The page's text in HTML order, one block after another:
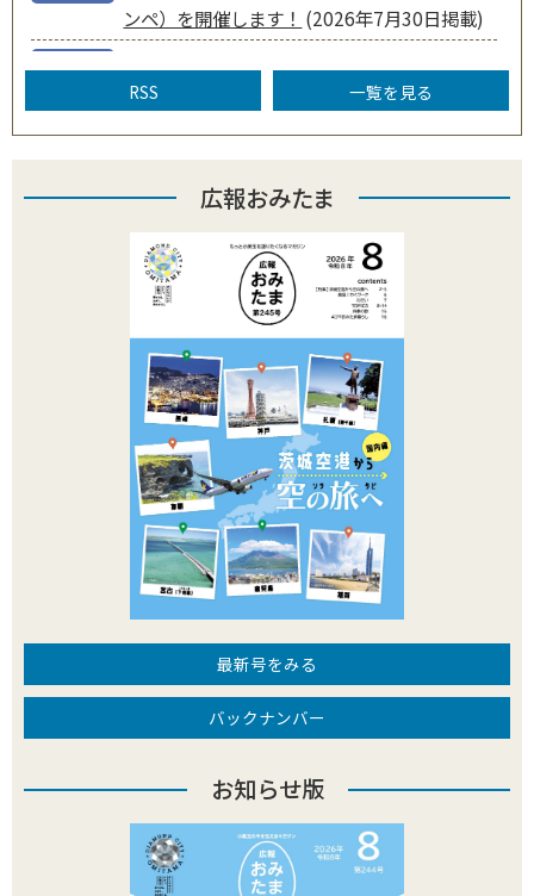
89%E5%B8%82&genre%5B%5D=%E5%BA%83%E5%
A0%B1&s= ▼市ホームページ（PDF形式）
0000001532-0.html?
utm_source=email&utm_medium=email&utm_camp
aign=gyoseimail ■広報紙（印刷物）の入手方法 回覧板で
https://www.city.omitama.lg.jp/0337/info-
utm_source=email&utm_medium=email&utm_camp
aign=gyoseimail 問い合わせ 魅力発信課シティプロモーシ
ョン係 0299-48-1111（内線1252）
2026年08月02日 19時42分
火災情報 （鎮火報）
火災情報：鎮火報 種 別：その他火災 鎮火時刻：19時
25分 発生場所：小美玉市 羽鳥 横浜ゴム東側 付近 ※電波
状況等によりメールが前後することがあります。記載した
時間をご確認ください。
RSS 一覧を見る
ンペ）を開催します！ (2026年7月30日掲載)
年7月23日掲載)
お知らせ
＜救急医療＜いざという時に役立つ情報＞
(2026年7月21日掲載)
お知らせ
Minole Lifeのすすめ -みの～れと共に生活す
るスタイル-(2026年7月20日掲載)
小美玉温泉湯～GO！営業再開のお知らせ
(2026年7月17日掲載)
広報おみたま
最新号をみる
バックナンバー
お知らせ版